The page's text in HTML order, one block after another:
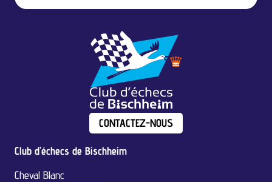
Club d’échecs de Bischheim
Cheval Blanc
CONTACTEZ-NOUS